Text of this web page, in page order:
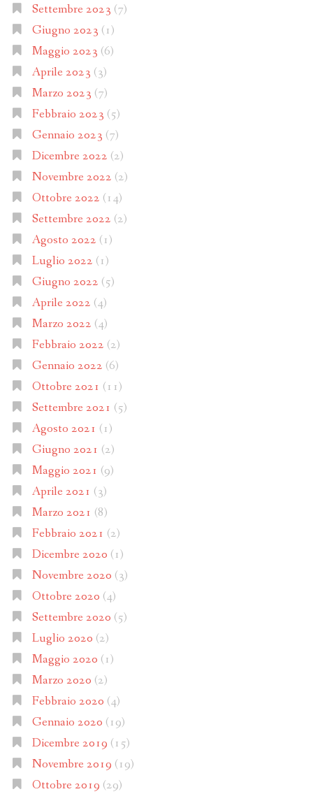
Settembre 2023 (7)
Giugno 2023 (1)
Maggio 2023 (6)
Aprile 2023 (3)
Marzo 2023 (7)
Febbraio 2023 (5)
Gennaio 2023 (7)
Dicembre 2022 (2)
Novembre 2022 (2)
Ottobre 2022 (14)
Settembre 2022 (2)
Agosto 2022 (1)
Luglio 2022 (1)
Giugno 2022 (5)
Aprile 2022 (4)
Marzo 2022 (4)
Febbraio 2022 (2)
Gennaio 2022 (6)
Ottobre 2021 (11)
Settembre 2021 (5)
Agosto 2021 (1)
Giugno 2021 (2)
Maggio 2021 (9)
Aprile 2021 (3)
Marzo 2021 (8)
Febbraio 2021 (2)
Dicembre 2020 (1)
Novembre 2020 (3)
Ottobre 2020 (4)
Settembre 2020 (5)
Luglio 2020 (2)
Maggio 2020 (1)
Marzo 2020 (2)
Febbraio 2020 (4)
Gennaio 2020 (19)
Dicembre 2019 (15)
Novembre 2019 (19)
Ottobre 2019 (29)